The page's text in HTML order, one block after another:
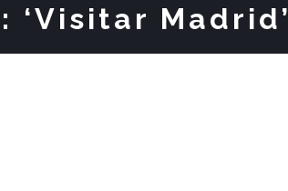
‘Visitar Madrid’